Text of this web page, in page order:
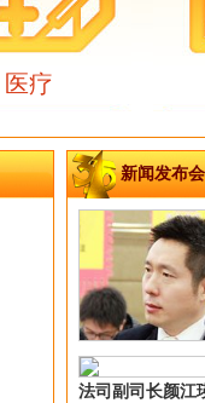
医疗
新闻发布会
法司副司长颜江